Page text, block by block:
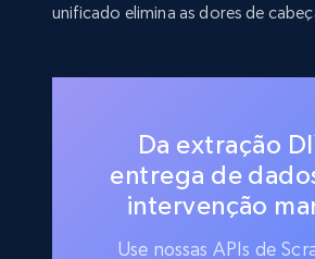
unificado elimina as dores de
Da extração
entrega de
intervenção
Use nossas APIs de